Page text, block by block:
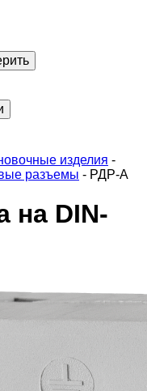
изделия -
разъемы - РДР-А
на DIN-